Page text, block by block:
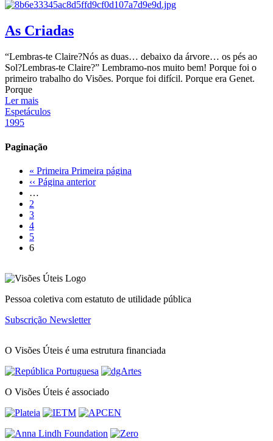
As Criadas
“Lembras-te Claire?Nós as duas… debaixo da árvore… os pés ao
Sol?Lembras-te Claire?” Lembramo-nos muito bem! Porque foi o
primeiro trabalho do Visões. Porque foi difícil. Porque era Genet.
Porque
Ler mais
Espetáculos
1995
Paginação
« Primeira Primeira página
‹‹ Página anterior
…
2
3
4
5
6
Pessoa coletiva com estatuto de utilidade pública
Subscrição Newsletter
O Visões Úteis é uma estrutura financiada
O Visões Úteis é associado